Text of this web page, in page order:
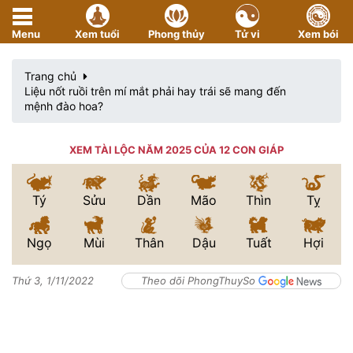
Menu Xem tuổi Phong thủy Tử vi Xem bói
Trang chủ
Liệu nốt ruồi trên mí mắt phải hay trái sẽ mang đến
mệnh đào hoa?
XEM TÀI LỘC NĂM 2025 CỦA 12 CON GIÁP
Tý Sửu Dần Mão Thìn Tỵ
Ngọ Mùi Thân Dậu Tuất Hợi
Thứ 3, 1/11/2022 Theo dõi PhongThuySo